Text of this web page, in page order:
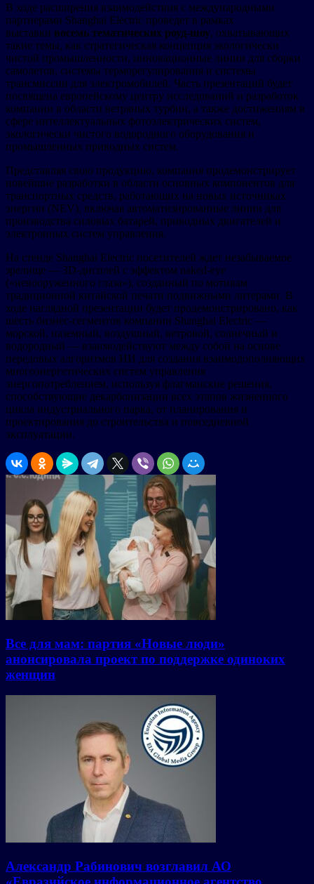
В ходе расширения взаимодействия с международными
партнерами Shanghai Electric проведет в рамках
выставки восемь тематических роуд-шоу, охватывающих
такие темы, как стратегическая концепция экологически
чистой промышленности, инновационные линии для сборки
самолетов, системы терморегулирования и системы
трансмиссии для электромобилей. Часть презентаций будет
посвящена европейскому центру исследований и разработок
компании в области ветряных турбин, а также достижениям в
сфере интеллектуальных фотоэлектрических систем,
экологически чистого водородного оборудования и
промышленных приводных систем.
Представляя свою продукцию, компания продемонстрирует
новейшие разработки в области основных компонентов для
транспортных средств, работающих на новых источниках
энергии (NEV), включая автоматизированные линии для
производства силовых батарей, приводных двигателей и
электронных систем управления.
На стенде Shanghai Electric посетителей ждет незабываемое
зрелище — 3D-дисплей с эффектом naked-eye
(«невооруженного глаза»), созданный по мотивам
традиционной китайской печати подвижными литерами. В
ходе наглядной презентации будет продемонстрировано, как
шесть бизнес-сегментов компании Shanghai Electric —
морской, наземный, воздушный, ветровой, солнечный и
водородный — взаимодействуют между собой на основе
передовых алгоритмов ИИ для создания взаимодополняющих
многоэнергетических систем управления
энергопотреблением, используя флагманские решения,
способствующие декарбонизации всех этапов жизненного
цикла индустриального парка, от планирования и
проектирования до строительства и повседневной
эксплуатации.
Все для мам: партия «Новые люди»
анонсировала проект по поддержке одиноких
женщин
Александр Рабинович возглавил АО